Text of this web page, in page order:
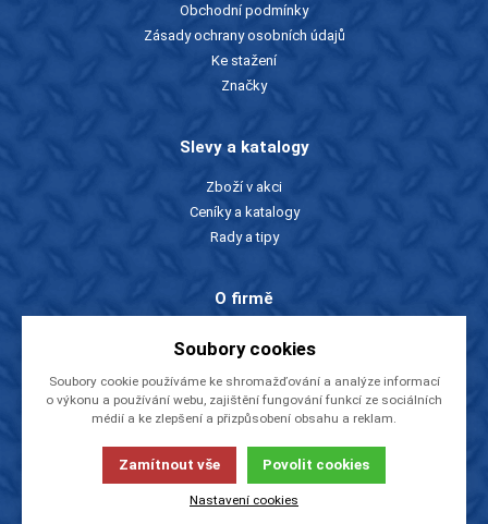
Obchodní podmínky
Zásady ochrany osobních údajů
Ke stažení
Značky
Slevy a katalogy
Zboží v akci
Ceníky a katalogy
Rady a tipy
O firmě
Kontakty
Videa
EU dotace
Tato stránka používá soubory cookies. Klikněte pro více
informací.
© 2013-2026
NÁSTROJE CZ, s.r.o.
Soubory cookies
Soubory cookie používáme ke shromažďování a analýze informací
o výkonu a používání webu, zajištění fungování funkcí ze sociálních
médií a ke zlepšení a přizpůsobení obsahu a reklam.
Zamítnout vše Povolit cookies
Nastavení cookies